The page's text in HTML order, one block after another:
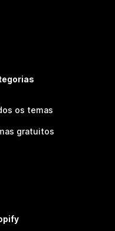
os temas
gratuitos